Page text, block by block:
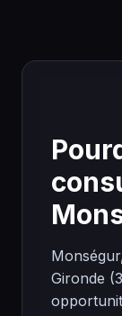
Gironde